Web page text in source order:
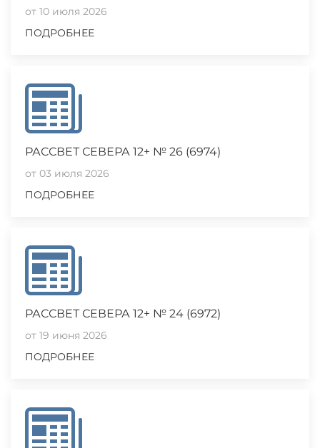
от 10 июля 2026
ПОДРОБНЕЕ
РАССВЕТ СЕВЕРА 12+ № 26 (6974)
от 03 июля 2026
ПОДРОБНЕЕ
РАССВЕТ СЕВЕРА 12+ № 24 (6972)
от 19 июня 2026
ПОДРОБНЕЕ